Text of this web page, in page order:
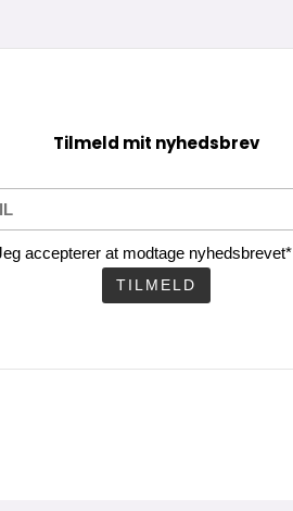
Tilmeld mit nyhedsbrev
accepterer at modtage nyhedsbrevet*